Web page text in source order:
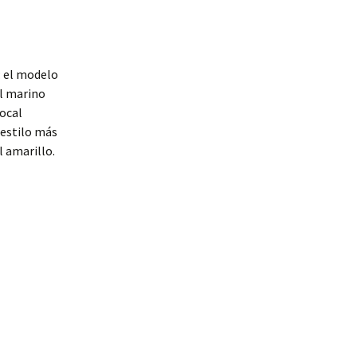
el modelo
marino
más
amarillo.